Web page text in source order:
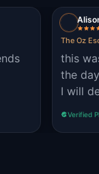
The Oz
this
the
I will
Verified